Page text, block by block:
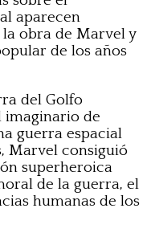
aparecen
obra de Marvel y
de los años
del Golfo
de
guerra espacial
Marvel consiguió
superheroica
de la guerra, el
humanas de los